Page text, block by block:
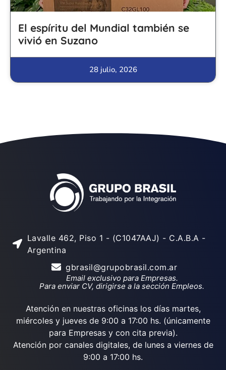
El espíritu del Mundial también se
vivió en Suzano
28 julio, 2026
Lavalle 462, Piso 1 - (C1047AAJ) - C.A.B.A -
Argentina
gbrasil@grupobrasil.com.ar
Email exclusivo para Empresas.
Para enviar CV, dirigirse a la sección Empleos.
Atención en nuestras oficinas los días martes,
miércoles y jueves de 9:00 a 17:00 hs. (únicamente
para Empresas y con cita previa).
Atención por canales digitales, de lunes a viernes de
9:00 a 17:00 hs.